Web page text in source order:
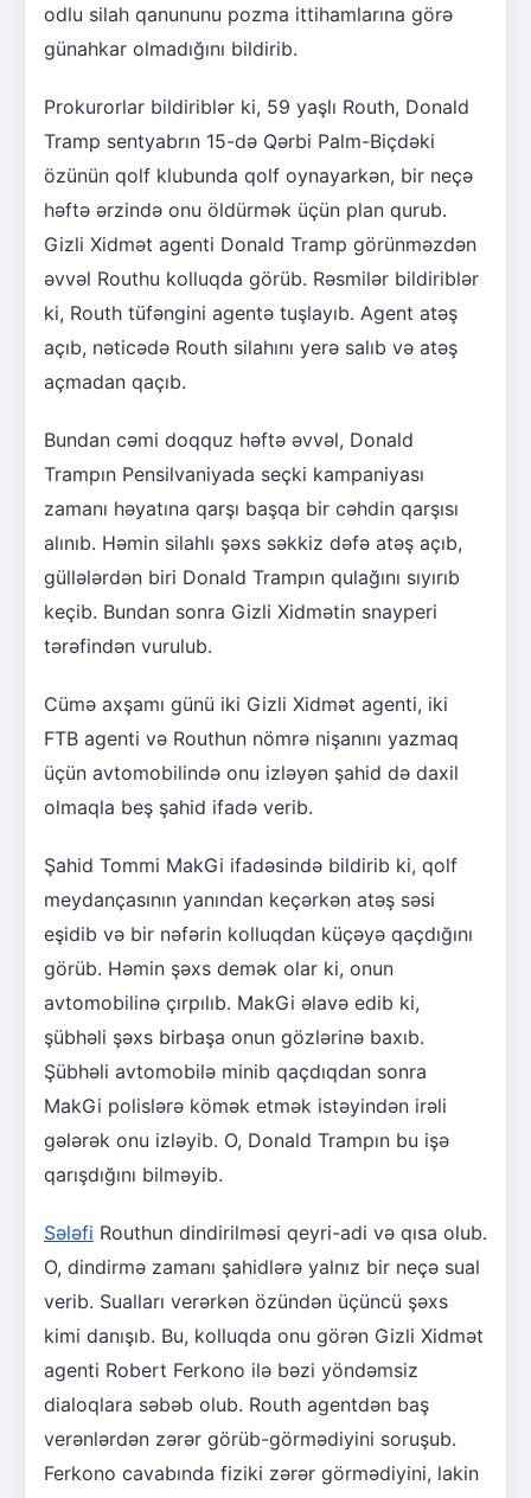
odlu silah qanununu pozma ittihamlarına görə
günahkar olmadığını bildirib.
Prokurorlar bildiriblər ki, 59 yaşlı Routh, Donald
Tramp sentyabrın 15-də Qərbi Palm-Biçdəki
özünün qolf klubunda qolf oynayarkən, bir neçə
həftə ərzində onu öldürmək üçün plan qurub.
Gizli Xidmət agenti Donald Tramp görünməzdən
əvvəl Routhu kolluqda görüb. Rəsmilər bildiriblər
ki, Routh tüfəngini agentə tuşlayıb. Agent atəş
açıb, nəticədə Routh silahını yerə salıb və atəş
açmadan qaçıb.
Bundan cəmi doqquz həftə əvvəl, Donald
Trampın Pensilvaniyada seçki kampaniyası
zamanı həyatına qarşı başqa bir cəhdin qarşısı
alınıb. Həmin silahlı şəxs səkkiz dəfə atəş açıb,
güllələrdən biri Donald Trampın qulağını sıyırıb
keçib. Bundan sonra Gizli Xidmətin snayperi
tərəfindən vurulub.
Cümə axşamı günü iki Gizli Xidmət agenti, iki
FTB agenti və Routhun nömrə nişanını yazmaq
üçün avtomobilində onu izləyən şahid də daxil
olmaqla beş şahid ifadə verib.
Şahid Tommi MakGi ifadəsində bildirib ki, qolf
meydançasının yanından keçərkən atəş səsi
eşidib və bir nəfərin kolluqdan küçəyə qaçdığını
görüb. Həmin şəxs demək olar ki, onun
avtomobilinə çırpılıb. MakGi əlavə edib ki,
şübhəli şəxs birbaşa onun gözlərinə baxıb.
Şübhəli avtomobilə minib qaçdıqdan sonra
MakGi polislərə kömək etmək istəyindən irəli
gələrək onu izləyib. O, Donald Trampın bu işə
qarışdığını bilməyib.
Sələfi Routhun dindirilməsi qeyri-adi və qısa olub.
O, dindirmə zamanı şahidlərə yalnız bir neçə sual
verib. Sualları verərkən özündən üçüncü şəxs
kimi danışıb. Bu, kolluqda onu görən Gizli Xidmət
agenti Robert Ferkono ilə bəzi yöndəmsiz
dialoqlara səbəb olub. Routh agentdən baş
verənlərdən zərər görüb-görmədiyini soruşub.
Ferkono cavabında fiziki zərər görmədiyini, lakin